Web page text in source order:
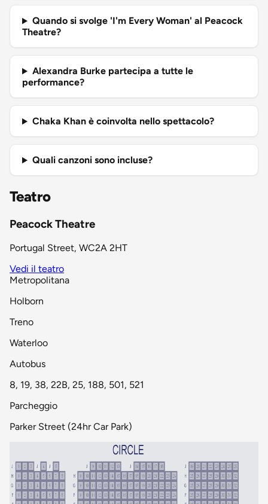
Quando si svolge 'I'm Every Woman' al Peacock
Theatre?
Alexandra Burke partecipa a tutte le
performance?
Chaka Khan è coinvolta nello spettacolo?
Quali canzoni sono incluse?
Teatro
Peacock Theatre
Portugal Street, WC2A 2HT
Vedi il teatro
Metropolitana
Holborn
Treno
Waterloo
Autobus
8, 19, 38, 22B, 25, 188, 501, 521
Parcheggio
Parker Street (24hr Car Park)